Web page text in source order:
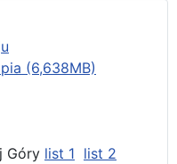
(6,638MB)
Góry list 1 list 2